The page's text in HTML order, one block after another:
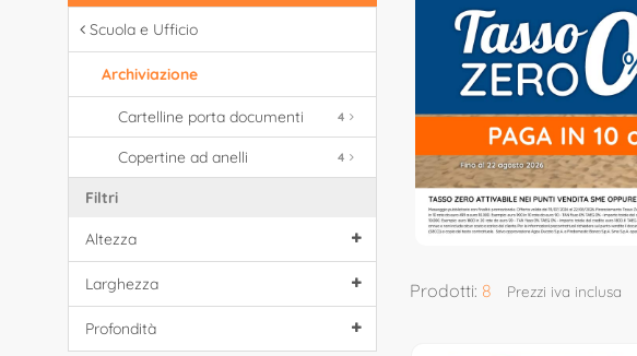
Scuola e Ufficio
Archiviazione
4
Cartelline porta documenti
4
Copertine ad anelli
Filtri
Altezza
Larghezza
Profondità
Prodotti: 8 Prezzi iva inclusa